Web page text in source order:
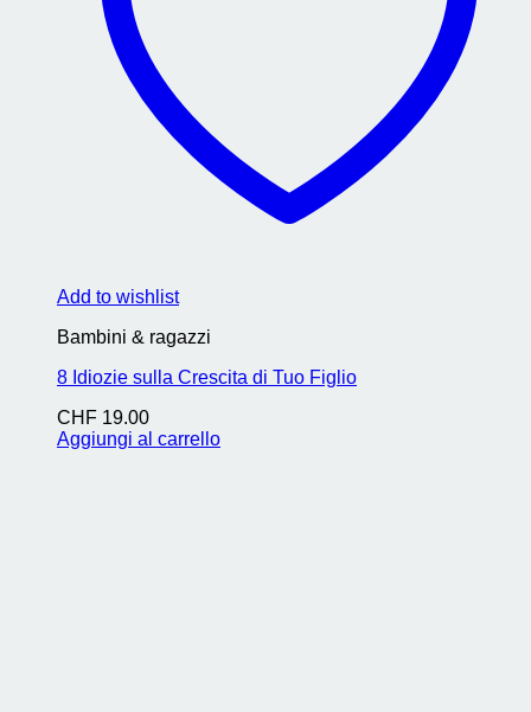
Add to wishlist
Bambini & ragazzi
8 Idiozie sulla Crescita di Tuo Figlio
CHF 19.00
Aggiungi al carrello